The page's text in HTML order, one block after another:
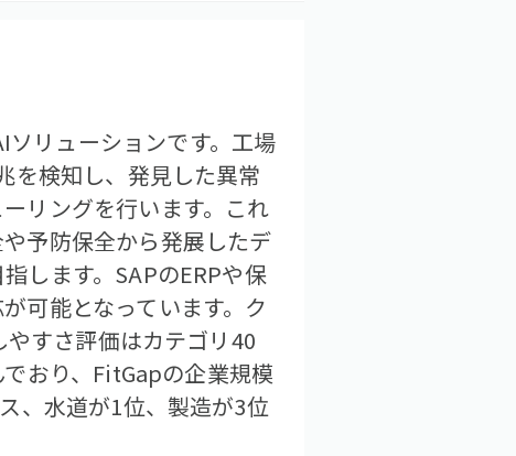
リューションです。工場
を検知し、発見した異常
リングを行います。これ
予防保全から発展したデ
します。SAPのERPや保
可能となっています。ク
すさ評価はカテゴリ40
おり、FitGapの企業規模
、水道が1位、製造が3位